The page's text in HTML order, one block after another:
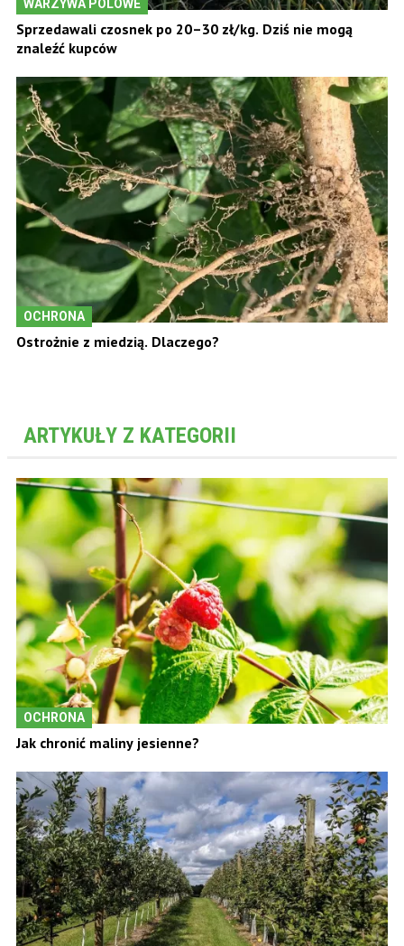
WARZYWA POLOWE
Sprzedawali czosnek po 20–30 zł/kg. Dziś nie mogą
znaleźć kupców
OCHRONA
Ostrożnie z miedzią. Dlaczego?
ARTYKUŁY Z KATEGORII
OCHRONA
Jak chronić maliny jesienne?